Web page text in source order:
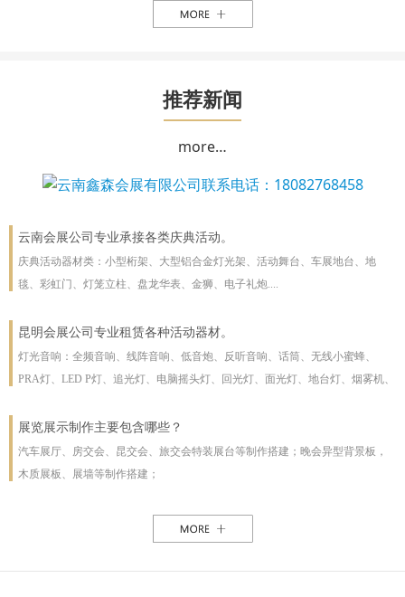
推荐新闻
more…
云南会展公司专业承接各类庆典活动。
庆典活动器材类：小型桁架、大型铝合金灯光架、活动舞台、车展地台、地
毯、彩虹门、灯笼立柱、盘龙华表、金狮、电子礼炮....
昆明会展公司专业租赁各种活动器材。
灯光音响：全频音响、线阵音响、低音炮、反听音响、话筒、无线小蜜蜂、
PRA灯、LED P灯、追光灯、电脑摇头灯、回光灯、面光灯、地台灯、烟雾机、
展览展示制作主要包含哪些？
汽车展厅、房交会、昆交会、旅交会特装展台等制作搭建；晚会异型背景板，
木质展板、展墙等制作搭建；